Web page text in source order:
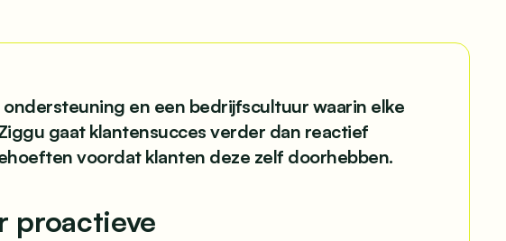
en een bedrijfscultuur waarin elke
gaat klantensucces verder dan reactief
voordat klanten deze zelf doorhebben.
proactieve